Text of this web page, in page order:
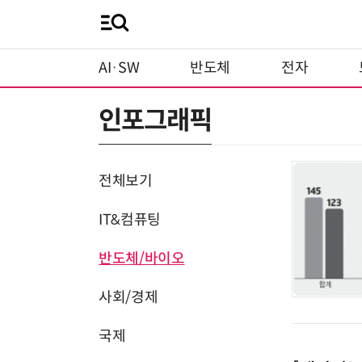
AI·SW 반도체 전자
인포그래픽
전체보기
IT&컴퓨팅
반도체/바이오
사회/경제
국제